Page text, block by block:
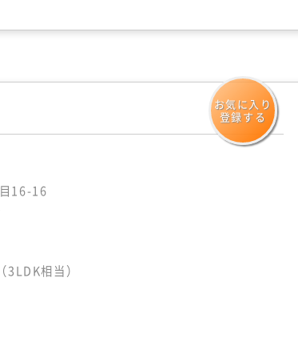
お気に入り
登録する
16-16
相当）